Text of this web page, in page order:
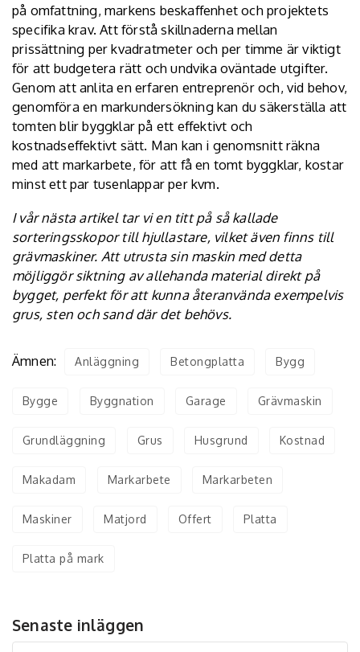
på omfattning, markens beskaffenhet och projektets
specifika krav. Att förstå skillnaderna mellan
prissättning per kvadratmeter och per timme är viktigt
för att budgetera rätt och undvika oväntade utgifter.
Genom att anlita en erfaren entreprenör och, vid behov,
genomföra en markundersökning kan du säkerställa att
tomten blir byggklar på ett effektivt och
kostnadseffektivt sätt. Man kan i genomsnitt räkna
med att markarbete, för att få en tomt byggklar, kostar
minst ett par tusenlappar per kvm.
I vår nästa artikel tar vi en titt på så kallade
sorteringsskoportill hjullastare, vilket även finns till
grävmaskiner. Att utrusta sin maskin med detta
möjliggör siktning av allehanda material direkt på
bygget, perfekt för att kunna återanvända exempelvis
grus, sten och sand där det behövs.
Ämnen: Anläggning Betongplatta Bygg
Bygge Byggnation Garage Grävmaskin
Grundläggning Grus Husgrund Kostnad
Makadam Markarbete Markarbeten
Maskiner Matjord Offert Platta
Platta på mark
Senaste inläggen